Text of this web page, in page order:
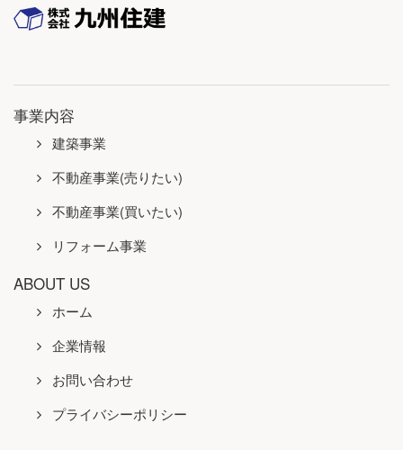
事業内容
建築事業
不動産事業(売りたい)
不動産事業(買いたい)
リフォーム事業
ABOUT US
ホーム
企業情報
お問い合わせ
プライバシーポリシー